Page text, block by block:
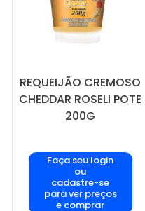
REQUEIJÃO CREMOSO
CHEDDAR ROSELI POTE
200G
Faça seu login
ou
cadastre-se
para ver preços
e comprar